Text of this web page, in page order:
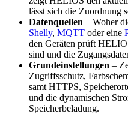
lässt sich die Zuordnung
Datenquellen – Woher
Shelly, MQTT oder eine
den Geräten prüft
sind und die
Grundeinstellungen –
Zugriffsschutz,
samt HTTPS,
und die dynamischen
Speicherbeladung.